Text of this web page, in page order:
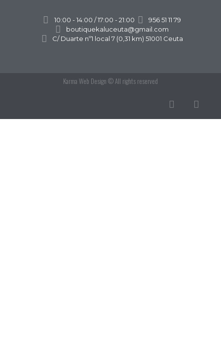
10:00 - 14:00 / 17:00 - 21:00
956 51 11 79
boutiquekaluceuta@gmail.com
C/ Duarte nº1 local 7 (0,31 km) 51001 Ceuta
Karma Web Design © All rights reserved